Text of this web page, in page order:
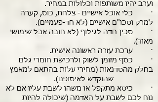
וערב יהיו משותפות וכלולות במחיר.
· כלי אוכל אישיים - צלחת, כוס, קערה
למרק וסכו"ם אישיים (לא חד-פעמיים).
· סכין חדה לגילוף (לא חובה אבל שימושי
מאוד).
· ערכת עזרה ראשונה אישית.
· כסף מזומן לשוק ולרכישת חומרי גלם
בחלק מהסדנאות (מחירי עלות בהתאם למאמץ
שהוקדש לאיסופם).
· כיסא מתקפל או משהו לשבת עליו אם לא
נוח לכם לשבת על האדמה (שיכולה להיות